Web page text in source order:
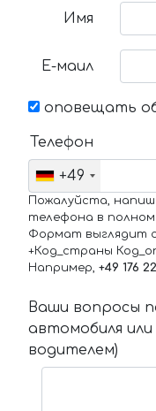
Имя
Е-маил
оповещать
Телефон
+49
Пожалуйста,
телефона в
Формат выглядит
+Код_страны
Например, +49 176
Ваши вопросы
автомобиля
водителем)